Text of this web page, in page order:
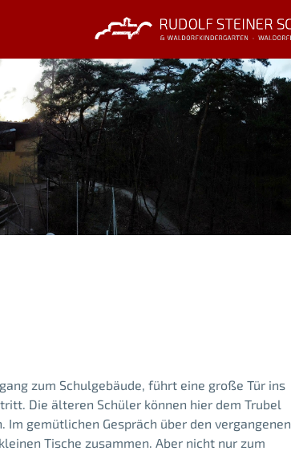
zum Schulgebäude, führt eine große Tür ins
Die älteren Schüler können hier dem Trubel
gemütlichen Gespräch über den vergangenen
Tische zusammen. Aber nicht nur zum